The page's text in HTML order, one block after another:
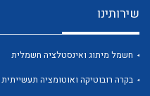
לכל מוצרי היצרן
שירותינו
חשמל מיתוג ואינסטלציה חשמלית
בקרה רובוטיקה ואוטומציה תעשייתית